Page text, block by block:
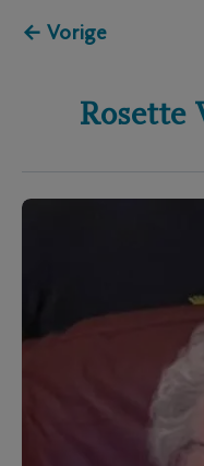
← Vorige
Rosette